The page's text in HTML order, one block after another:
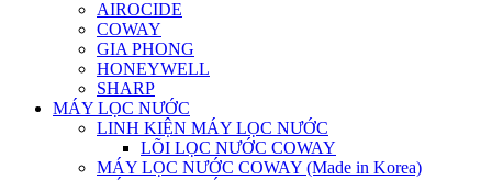
AIROCIDE
COWAY
GIA PHONG
HONEYWELL
SHARP
MÁY LỌC NƯỚC
LINH KIỆN MÁY LỌC NƯỚC
LÕI LỌC NƯỚC COWAY
MÁY LỌC NƯỚC COWAY (Made in Korea)